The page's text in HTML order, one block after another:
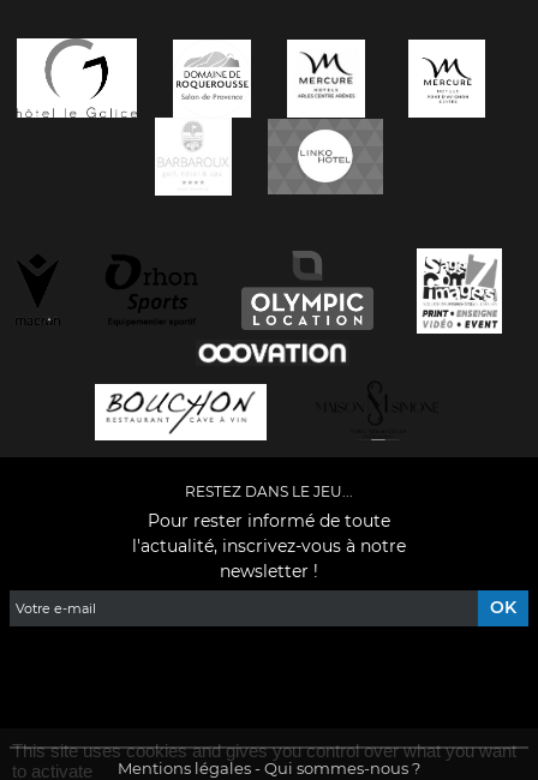
RESTEZ DANS LE JEU...
Pour rester informé de toute
l'actualité, inscrivez-vous à notre
newsletter !
Mentions légales-Qui sommes-nous ?
This site uses cookies and gives you control over what you want
to activate